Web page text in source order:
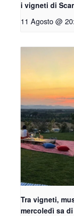
i vigneti di
11 Agosto @
Tra vigneti,
mercoledì sa